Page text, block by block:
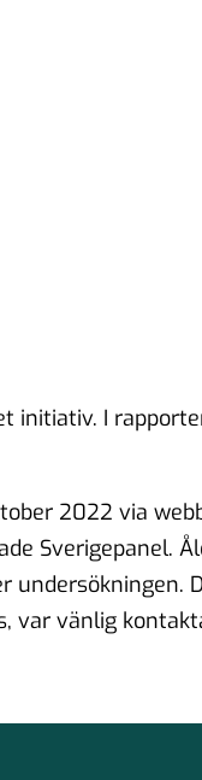
initiativ. I
2022 via
Sverigepanel.
undersökningen.
var vänlig